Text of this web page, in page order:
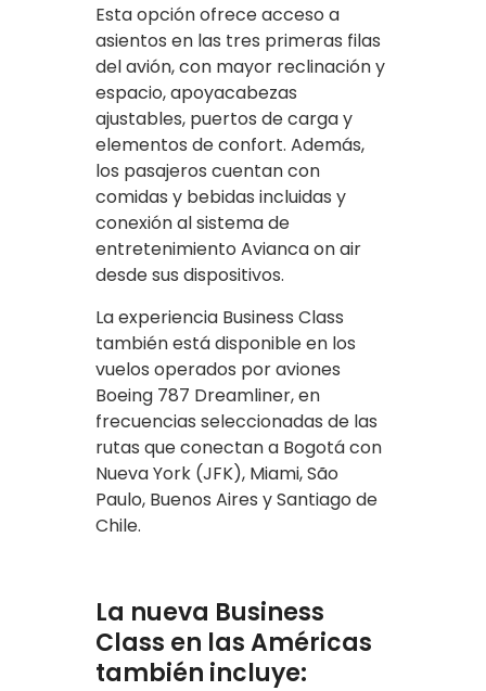
Esta opción ofrece acceso a
asientos en las tres primeras filas
del avión, con mayor reclinación y
espacio, apoyacabezas
ajustables, puertos de carga y
elementos de confort. Además,
los pasajeros cuentan con
comidas y bebidas incluidas y
conexión al sistema de
entretenimiento Avianca on air
desde sus dispositivos.
La experiencia Business Class
también está disponible en los
vuelos operados por aviones
Boeing 787 Dreamliner, en
frecuencias seleccionadas de las
rutas que conectan a Bogotá con
Nueva York (JFK), Miami, São
Paulo, Buenos Aires y Santiago de
Chile.
La nueva Business
Class en las Américas
también incluye: